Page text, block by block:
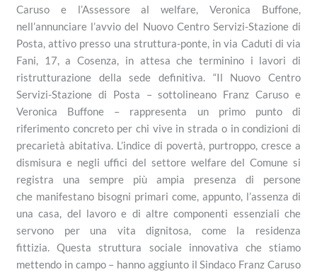
Caruso e l’Assessore al welfare, Veronica Buffone,
nell’annunciare l’avvio del Nuovo Centro Servizi-Stazione di
Posta, attivo presso una struttura-ponte, in via Caduti di via
Fani, 17, a Cosenza, in attesa che terminino i lavori di
ristrutturazione della sede definitiva. “Il Nuovo Centro
Servizi-Stazione di Posta – sottolineano Franz Caruso e
Veronica Buffone – rappresenta un primo punto di
riferimento concreto per chi vive in strada o in condizioni di
precarietà abitativa. L’indice di povertà, purtroppo, cresce a
dismisura e negli uffici del settore welfare del Comune si
registra una sempre più ampia presenza di persone
che manifestano bisogni primari come, appunto, l’assenza di
una casa, del lavoro e di altre componenti essenziali che
servono per una vita dignitosa, come la residenza
fittizia.Questa struttura sociale innovativa che stiamo
mettendo in campo – hanno aggiunto il Sindaco Franz Caruso